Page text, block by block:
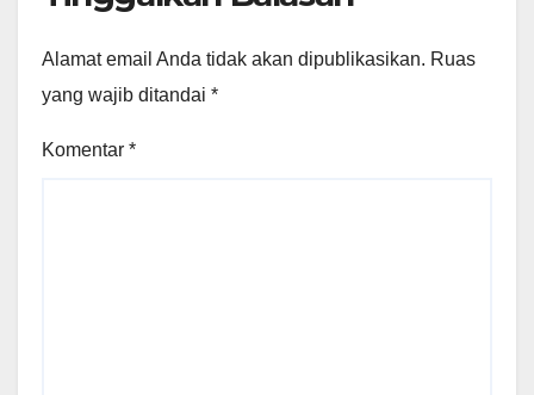
Alamat email Anda tidak akan dipublikasikan. Ruas
yang wajib ditandai *
Komentar *